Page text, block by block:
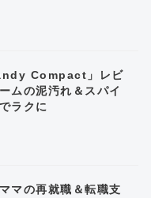
Compact」レビ
ムの泥汚れ＆スパイ
ラクに
マの再就職＆転職支